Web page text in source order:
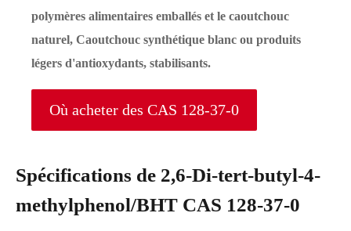
polymères alimentaires emballés et le caoutchouc
naturel, Caoutchouc synthétique blanc ou produits
légers d'antioxydants, stabilisants.
Où acheter des CAS 128-37-0
Spécifications de 2,6-Di-tert-butyl-4-
methylphenol/BHT CAS 128-37-0